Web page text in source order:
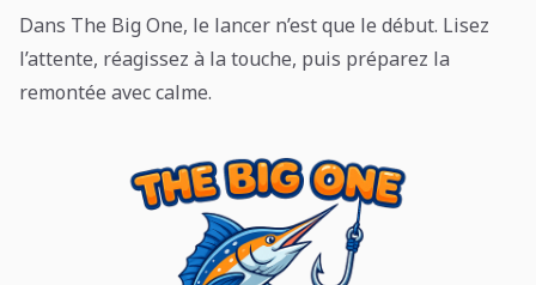
Dans The Big One, le lancer n’est que le début. Lisez
l’attente, réagissez à la touche, puis préparez la
remontée avec calme.